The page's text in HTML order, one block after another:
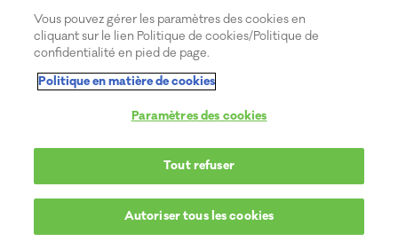
Vous pouvez gérer les paramètres des cookies en
cliquant sur le lien Politique de cookies/Politique de
confidentialité en pied de page.
Politique en matière de cookies
Paramètres des cookies
Tout refuser
Autoriser tous les cookies